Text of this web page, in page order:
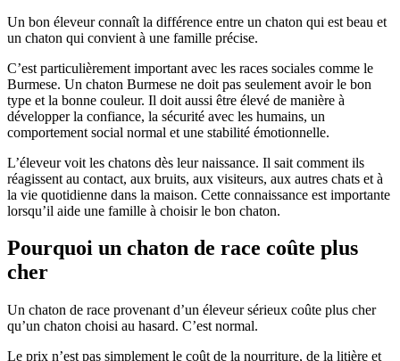
Un bon éleveur connaît la différence entre un chaton qui est beau et
un chaton qui convient à une famille précise.
C’est particulièrement important avec les races sociales comme le
Burmese. Un chaton Burmese ne doit pas seulement avoir le bon
type et la bonne couleur. Il doit aussi être élevé de manière à
développer la confiance, la sécurité avec les humains, un
comportement social normal et une stabilité émotionnelle.
L’éleveur voit les chatons dès leur naissance. Il sait comment ils
réagissent au contact, aux bruits, aux visiteurs, aux autres chats et à
la vie quotidienne dans la maison. Cette connaissance est importante
lorsqu’il aide une famille à choisir le bon chaton.
Pourquoi un chaton de race coûte plus
cher
Un chaton de race provenant d’un éleveur sérieux coûte plus cher
qu’un chaton choisi au hasard. C’est normal.
Le prix n’est pas simplement le coût de la nourriture, de la litière et